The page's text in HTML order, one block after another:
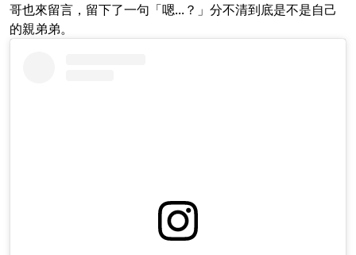
哥也來留言，留下了一句「嗯...？」分不清到底是不是自己
的親弟弟。